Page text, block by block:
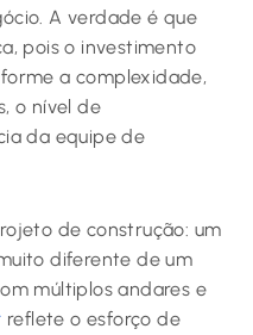
A verdade é que
pois o investimento
a complexidade,
o nível de
da equipe de
de construção: um
diferente de um
múltiplos andares e
reflete o esforço de